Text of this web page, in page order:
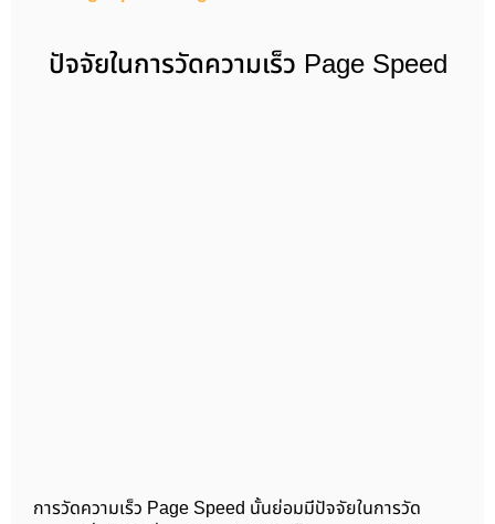
ปัจจัยในการวัดความเร็ว Page Speed
การวัดความเร็ว Page Speed นั้นย่อมมีปัจจัยในการวัด